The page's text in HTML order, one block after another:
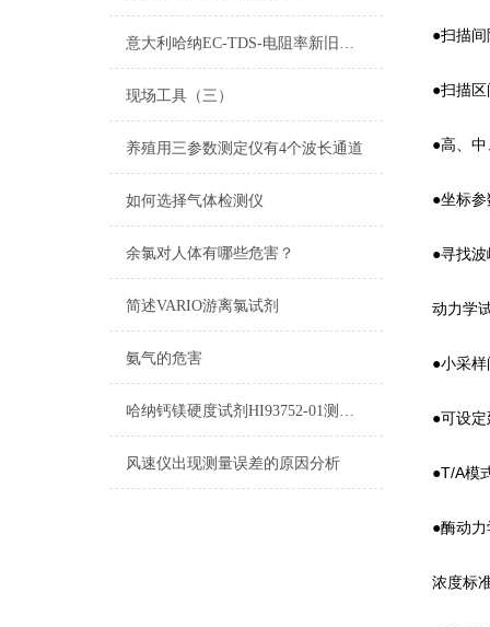
意大利哈纳EC-TDS-电阻率新旧型号对照表2015
现场工具（三）
养殖用三参数测定仪有4个波长通道
如何选择气体检测仪
余氯对人体有哪些危害？
简述VARIO游离氯试剂
氨气的危害
哈纳钙镁硬度试剂HI93752-01测量原理及量程
风速仪出现测量误差的原因分析
●扫描
●扫描
●高、
●坐标
●寻找
动力学
●小采
●可设
●T/A模
●酶动
浓度标